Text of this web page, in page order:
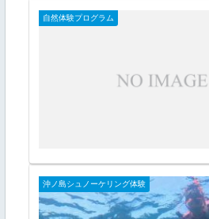
自然体験プログラム
沖ノ島シュノーケリング体験